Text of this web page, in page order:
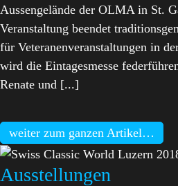
Aussengelände der OLMA in St.
Veranstaltung beendet
für Veteranenveranstaltungen in
wird die Eintagesmesse
Renate und [...]
weiter zum ganzen Artikel…
Ausstellungen